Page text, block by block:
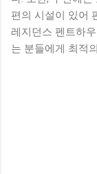
편의 시설이 있어
레지던스 펜트하
는 분들에게 최적